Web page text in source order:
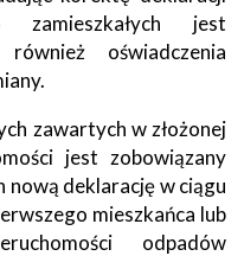
zamieszkałych jest
oświadczenia
zawartych w złożonej
jest zobowiązany
nową deklarację w ciągu
mieszkańca lub
odpadów